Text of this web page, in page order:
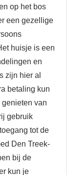
op het bos
een gezellige
huisje is een
en
zijn hier al
betaling kun
van
gebruik
tot de
Den Treek-
bij de
kun je